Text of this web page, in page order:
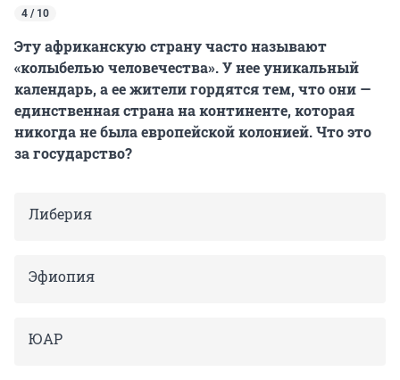
4 / 10
Эту африканскую страну часто называют
«колыбелью человечества». У нее уникальный
календарь, а ее жители гордятся тем, что они —
единственная страна на континенте, которая
никогда не была европейской колонией. Что это
за государство?
Либерия
Эфиопия
ЮАР